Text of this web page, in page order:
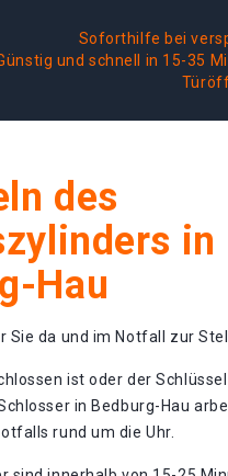
Soforthilfe bei
und schnell in 15-35
des
in
Hau
Sie da und im Notfall zur
ist oder der
in Bedburg-Hau
rund um die Uhr.